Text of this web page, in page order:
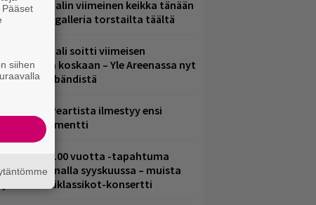
Normaalin viimeinen keikka tänään
kuvagalleria torstailta täältä
Eppu Normaali soitti viimeisen
koskaan – Yle Areenassa nyt
bändistä
Rushin Neil Peartista ilmestyy ensi
dokumentti
Valtava Yle 100 vuotta -tapahtuma
Arenalla syyskuussa – muista
metalliklassikot-konsertti
siihen